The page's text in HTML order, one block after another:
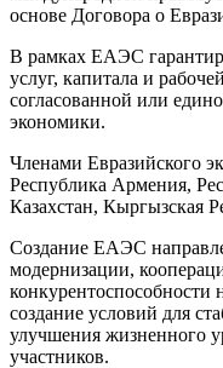
основе Договора о
В рамках ЕАЭС
услуг, капитала и
согласованной или
экономики.
Членами Евразийского
Республика Армения,
Казахстан, Кыргызская
Создание ЕАЭС
модернизации,
создание условий для
улучшения жизненного
участников.